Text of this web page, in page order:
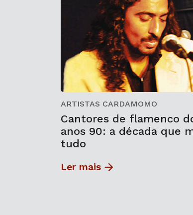
ARTISTAS CARDAMOMO
Cantores de flamenco
anos 90: a década que
tudo
Ler mais